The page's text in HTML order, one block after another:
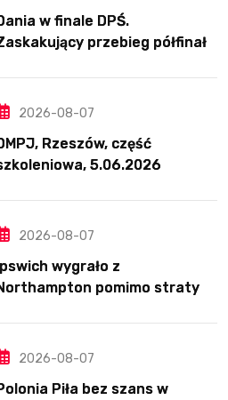
w finale DPŚ.
przebieg półfinału
2026-08-07
Rzeszów, część
5.06.2026
2026-08-07
Ipswich wygrało z
pomimo straty
2026-08-07
Piła bez szans w